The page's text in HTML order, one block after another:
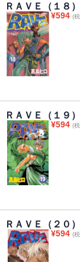
ＲＡＶＥ（１８）
¥594 (
ＲＡＶＥ（１９）
¥594 (
ＲＡＶＥ（２０）
¥594 (